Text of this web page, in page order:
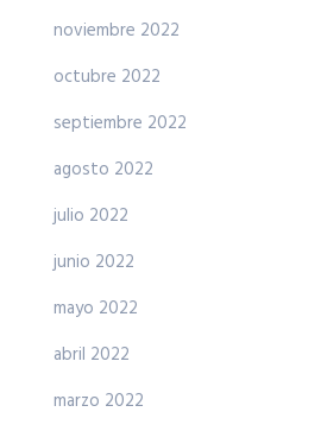
noviembre 2022
octubre 2022
septiembre 2022
agosto 2022
julio 2022
junio 2022
mayo 2022
abril 2022
marzo 2022